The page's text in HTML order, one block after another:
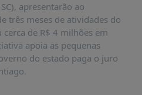
apresentarão ao
três meses de atividades do
cerca de R$ 4 milhões em
apoia as pequenas
do estado paga o juro